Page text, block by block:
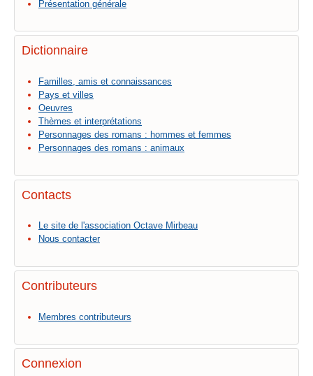
Présentation générale
Dictionnaire
Familles, amis et connaissances
Pays et villes
Oeuvres
Thèmes et interprétations
Personnages des romans : hommes et femmes
Personnages des romans : animaux
Contacts
Le site de l'association Octave Mirbeau
Nous contacter
Contributeurs
Membres contributeurs
Connexion